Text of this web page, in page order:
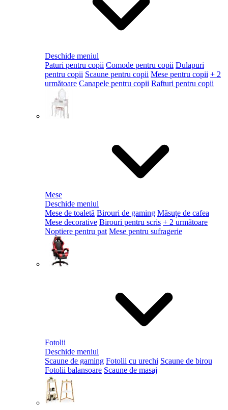
Deschide meniul
Paturi pentru copii Comode pentru copii Dulapuri
pentru copii Scaune pentru copii Mese pentru copii + 2
următoare Canapele pentru copii Rafturi pentru copii
Mese
Deschide meniul
Mese de toaletă Birouri de gaming Măsuțe de cafea
Mese decorative Birouri pentru scris + 2 următoare
Noptiere pentru pat Mese pentru sufragerie
Fotolii
Deschide meniul
Scaune de gaming Fotolii cu urechi Scaune de birou
Fotolii balansoare Scaune de masaj